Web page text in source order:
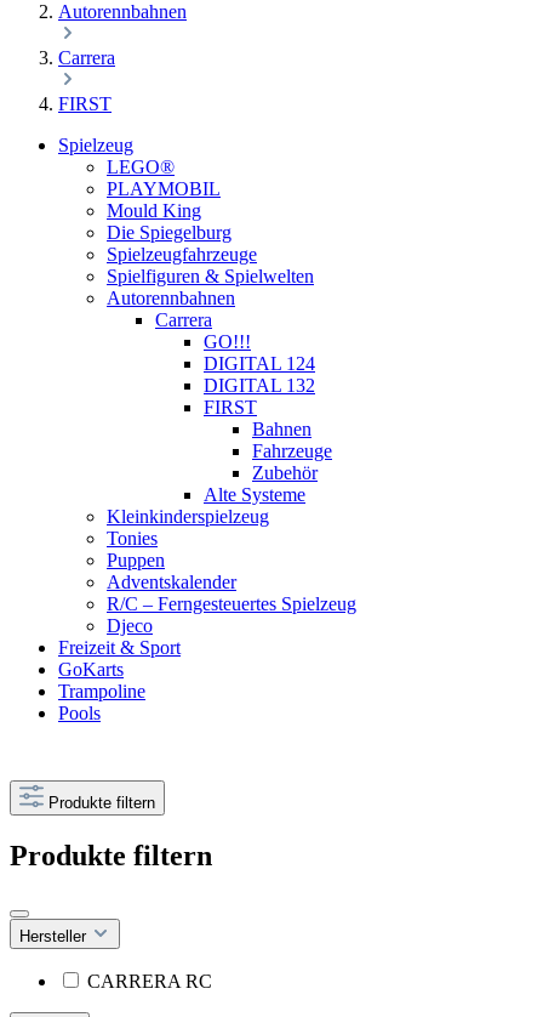
Autorennbahnen
Carrera
FIRST
Spielzeug
LEGO®
PLAYMOBIL
Mould King
Die Spiegelburg
Spielzeugfahrzeuge
Spielfiguren & Spielwelten
Autorennbahnen
Carrera
GO!!!
DIGITAL 124
DIGITAL 132
FIRST
Bahnen
Fahrzeuge
Zubehör
Alte Systeme
Kleinkinderspielzeug
Tonies
Puppen
Adventskalender
R/C – Ferngesteuertes Spielzeug
Djeco
Freizeit & Sport
GoKarts
Trampoline
Pools
Produkte filtern
Produkte filtern
Hersteller
CARRERA RC